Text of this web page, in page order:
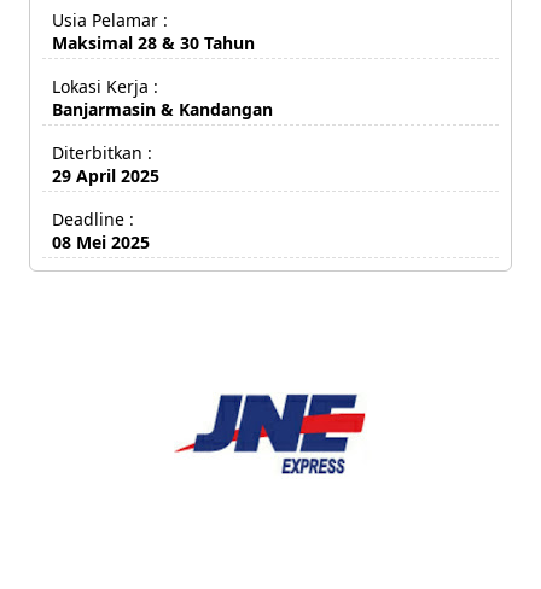
Usia Pelamar :
Maksimal 28 & 30 Tahun
Lokasi Kerja :
Banjarmasin & Kandangan
Diterbitkan :
29 April 2025
Deadline :
08 Mei 2025